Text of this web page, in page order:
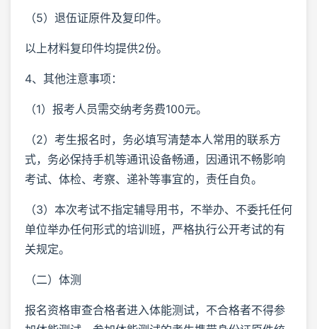
（5）退伍证原件及复印件。
以上材料复印件均提供2份。
4、其他注意事项：
（1）报考人员需交纳考务费100元。
（2）考生报名时，务必填写清楚本人常用的联系方
式，务必保持手机等通讯设备畅通，因通讯不畅影响
考试、体检、考察、递补等事宜的，责任自负。
（3）本次考试不指定辅导用书，不举办、不委托任何
单位举办任何形式的培训班，严格执行公开考试的有
关规定。
（二）体测
报名资格审查合格者进入体能测试，不合格者不得参